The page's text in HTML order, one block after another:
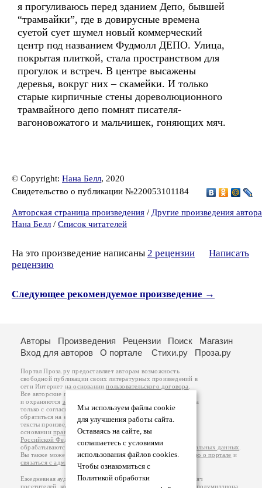
я прогуливаюсь перед зданием Депо, бывшей
“трамвайки”, где в довирусные времена
суетой сует шумел новый коммерческий
центр под названием Фудмолл ДЕПО. Улица,
покрытая плиткой, стала пространством для
прогулок и встреч. В центре высажены
деревья, вокруг них – скамейки. И только
старые кирпичные стены дореволюционного
трамвайного депо помнят писателя-
вагоновожатого и мальчишек, гоняющих мяч.
© Copyright: Нана Белл, 2020
Свидетельство о публикации №220053101184
Авторская страница произведения / Другие произведения автора
Нана Белл / Список читателей
На это произведение написаны 2 рецензии
Написать
рецензию
Следующее рекомендуемое произведение →
Мы используем файлы cookie
для улучшения работы сайта.
Оставаясь на сайте, вы
соглашаетесь с условиями
использования файлов cookies.
Чтобы ознакомиться с
Политикой обработки
Авторы Произведения Рецензии Поиск
Магазин
Вход для авторов
О портале Стихи.ру Проза.ру
Портал Проза.ру предоставляет авторам возможность
свободной публикации своих литературных произведений в
сети Интернет на основаниипользовательского договора
Все авторские права на произведения принадлежат авторам
и охраняются законом
. Перепечатка произведений возможна
только с согласия его автора, к которому вы можете
обратиться на его авторской странице. Ответственность за
тексты произведений авторы несут самостоятельно на
основанииправил публикацииизаконодательства
Российской Федерации
обрабатываются на основанииПолитики обработки персональных данных
Вы также можете посмотреть более подробнуюинформацию о портале и
связаться с администрацией
Ежедневная аудитория портала Проза.ру – порядка 100 тысяч
посетителей, которые в общей сумме просматривают более полумиллиона